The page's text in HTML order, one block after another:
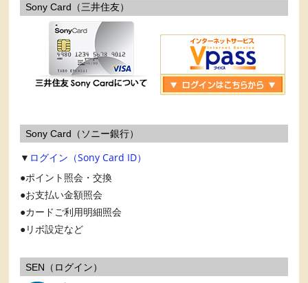
Sony Card（三井住友）
Sony Card（ソニー銀行）
▼ ログイン（Sony Card ID）
ポイント照会・交換
お支払い金額照会
カードご利用明細照会
リボ設定など
SEN（ログイン）